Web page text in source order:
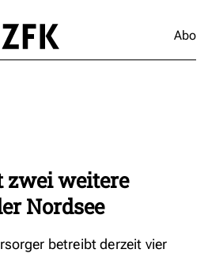
Abo
weitere
Nordsee
betreibt derzeit vier